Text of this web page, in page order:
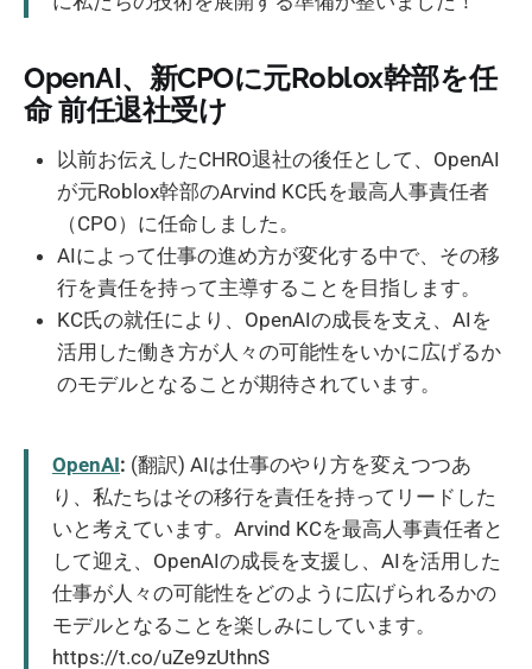
OpenAI、新CPOに元Roblox幹部を任
命 前任退社受け
以前お伝えしたCHRO退社の後任として、OpenAI
が元Roblox幹部のArvind KC氏を最高人事責任者
（CPO）に任命しました。
AIによって仕事の進め方が変化する中で、その移
行を責任を持って主導することを目指します。
KC氏の就任により、OpenAIの成長を支え、AIを
活用した働き方が人々の可能性をいかに広げるか
のモデルとなることが期待されています。
OpenAI: (翻訳) AIは仕事のやり方を変えつつあ
り、私たちはその移行を責任を持ってリードした
いと考えています。Arvind KCを最高人事責任者と
して迎え、OpenAIの成長を支援し、AIを活用した
仕事が人々の可能性をどのように広げられるかの
モデルとなることを楽しみにしています。
https://t.co/uZe9zUthnS